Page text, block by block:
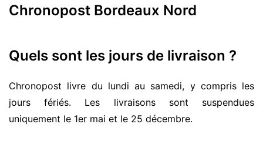
Chronopost Bordeaux Nord
Quels sont les jours de livraison ?
Chronopost livre du lundi au samedi, y compris les
jours fériés. Les livraisons sont suspendues
uniquement le 1er mai et le 25 décembre.